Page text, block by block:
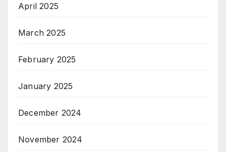
April 2025
March 2025
February 2025
January 2025
December 2024
November 2024